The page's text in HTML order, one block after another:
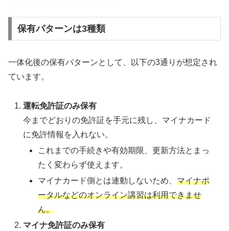
保有パターンは3種類
一体化後の保有パターンとして、以下の3通りが想定され
ています。
運転免許証のみ保有
今までどおりの免許証を手元に残し、マイナカード
に免許情報を入れない。
これまでの手続きや有効期限、更新方法とまっ
たく変わらず使えます。
マイナカード側とは連動しないため、マイナポ
ータルなどのオンライン講習は利用できませ
ん。
マイナ免許証のみ保有